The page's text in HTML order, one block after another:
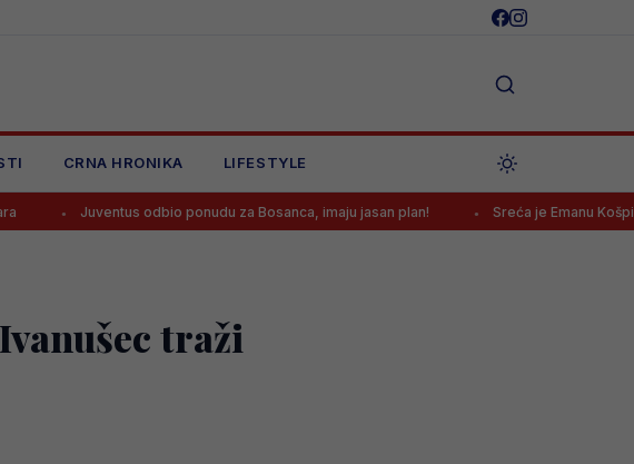
CRNA HRONIKA LIFESTYLE
odbio ponudu za Bosanca, imaju jasan plan! Sreća je Emanu Košpi ponovo
traži